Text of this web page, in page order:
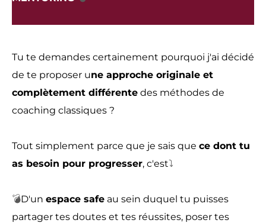
Tu te demandes certainement pourquoi j'ai décidé
de te proposer une approche originale et
complètement différente des méthodes de
coaching classiques ?
Tout simplement parce que je sais que ce dont tu
as besoin pour progresser, c'est⤵️
💣D'un espace safe au sein duquel tu puisses
partager tes doutes et tes réussites, poser tes